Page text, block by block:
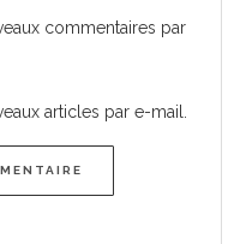
commentaires par
articles par e-mail.